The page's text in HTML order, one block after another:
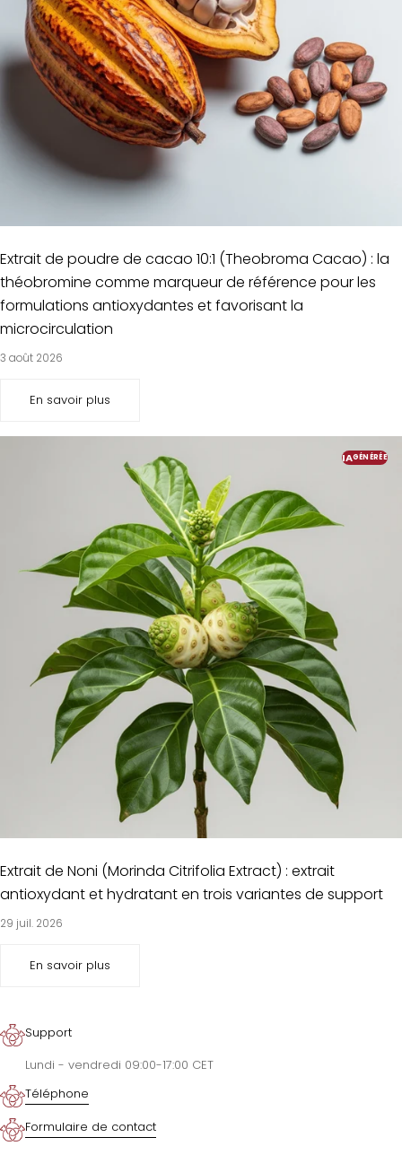
Extrait de poudre de cacao 10:1 (Theobroma Cacao) : la
théobromine comme marqueur de référence pour les
formulations antioxydantes et favorisant la
microcirculation
3 août 2026
En savoir plus
IAGÉNÉRÉE
Extrait de Noni (Morinda Citrifolia Extract) : extrait
antioxydant et hydratant en trois variantes de support
29 juil. 2026
En savoir plus
Support
Lundi - vendredi 09:00-17:00 CET
Téléphone
Formulaire de contact